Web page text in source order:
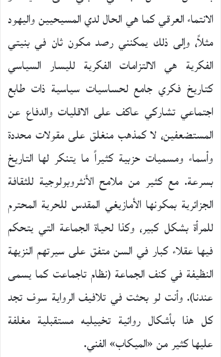
الانتماء العرقي كما هي الحال لدي المسيحيين واليهود
مثلاً، وإلى ذلك يمكنني رصد مكون ثان في بنيتي
الفكرية هي الالتزامات الفكرية لليسار السياسي
كتاريخ فكري جامع لحساسيات سياسية ذات طابع
اجتماعي تشاركي عاكف على الاقليات والدفاع عن
المستضعفين، لا كمذهب منغلق على مقولات محددة
وأسماء ومسميات حزبية كثيراً ما يتنكر لها التاريخ
بسرعة. مع كثير من ملامح الأنثروبولوجية للثقافة
الجزائرية بمكونها الأمازيغي المقدس للحرية المحترم
للمرأة بشكل كبير، وكذا لحياة الجماعة التي يتحكم
فيها عقلاء كبار في السن متفق على سيرتهم النزيهة
النظيفة في كنف الجماعة (نظام تاجماعت كما يسمى
عندنا). وأنت لو بحثت في تلافيف الرواية سوف تجد
كل هذا بأشكال روائية تخييليه مستقبلية مغلفة
عليها كثير من «الميكاب» الفني.